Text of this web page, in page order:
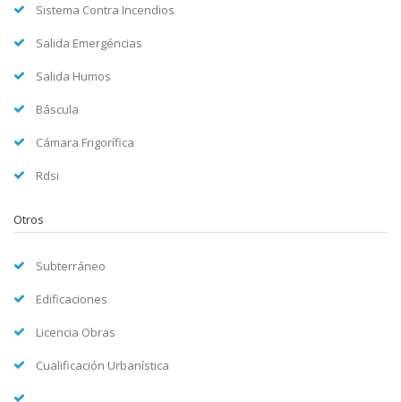
Sistema Contra Incendios
Salida Emergéncias
Salida Humos
Báscula
Cámara Frigorífica
Rdsi
Otros
Subterráneo
Edificaciones
Licencia Obras
Cualificación Urbanística